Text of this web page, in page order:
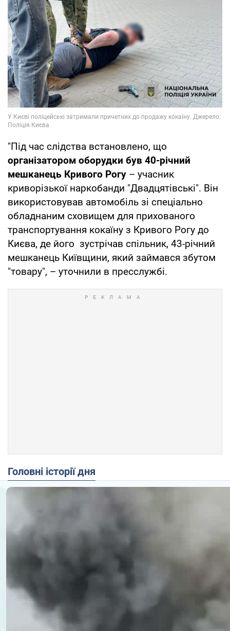
"Під час слідства встановлено, що
організатором оборудки був 40-річний
мешканець Кривого Рогу – учасник
криворізької наркобанди "Двадцятівські". Він
використовував автомобіль зі спеціально
обладнаним сховищем для прихованого
транспортування кокаїну з Кривого Рогу до
Києва, де його зустрічав спільник, 43-річний
мешканець Київщини, який займався збутом
"товару", – уточнили в пресслужбі.
Головні історії дня